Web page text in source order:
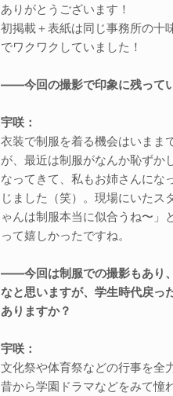
ありがとうございます！
初掲載＋表紙は同じ事務所の十
でワクワクしていました！
――今回の撮影で印象に残って
宇咲：
衣装で制服を着る機会はいまま
が、最近は制服がなんか恥ずか
なってきて、私もお姉さんにな
じました（笑）。現場にいたス
ゃんは制服本当に似合うね〜」
って嬉しかったですね。
――今回は制服での撮影もあり
なと思いますが、学生時代戻っ
ありますか？
宇咲：
文化祭や体育祭などの行事を全
昔から学園ドラマなどをみて憧